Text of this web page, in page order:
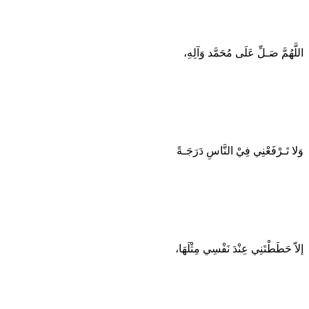
اللَّهُمَّ صَـلِّ عَلَى مُحَمَّد وَآلِهِ،
وَلا تَـرْفَعْنِي فِيْ النَّاسِ دَرَجَـةً
إلاّ حَطَطْتَنِي عِنْدَ نَفْسِي مِثْلَهَا،